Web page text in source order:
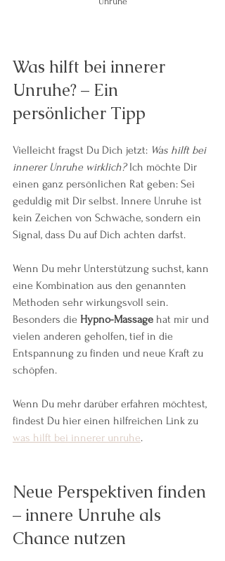
Was hilft bei innerer
Unruhe? – Ein
persönlicher Tipp
Vielleicht fragst Du Dich jetzt: Was hilft bei
innerer Unruhe wirklich? Ich möchte Dir
einen ganz persönlichen Rat geben: Sei
geduldig mit Dir selbst. Innere Unruhe ist
kein Zeichen von Schwäche, sondern ein
Signal, dass Du auf Dich achten darfst.
Wenn Du mehr Unterstützung suchst, kann
eine Kombination aus den genannten
Methoden sehr wirkungsvoll sein.
Besonders die Hypno-Massage hat mir und
vielen anderen geholfen, tief in die
Entspannung zu finden und neue Kraft zu
schöpfen.
Wenn Du mehr darüber erfahren möchtest,
findest Du hier einen hilfreichen Link zu
was hilft bei innerer unruhe.
Neue Perspektiven finden
– innere Unruhe als
Chance nutzen